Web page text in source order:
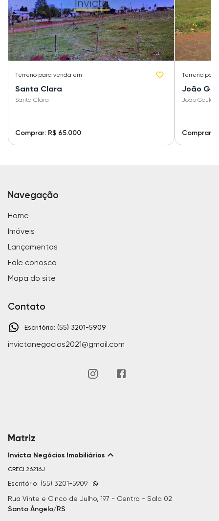
Terreno para venda em
Santa Clara
Santa Clara
Comprar: R$ 65.000
Terreno
João
João Goulart
Comprar:
Navegação
Home
Imóveis
Lançamentos
Fale conosco
Mapa do site
Contato
Escritório: (55) 3201-5909
invictanegocios2021@gmail.com
Matriz
Invicta Negócios Imobiliários
CRECI 26216J
Escritório: (55) 3201-5909
Rua Vinte e Cinco de Julho, 197 - Centro - Sala 02
Santo Ângelo/RS